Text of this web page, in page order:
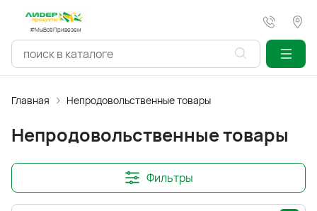
#МыВсёПривезем
Главная Непродовольственные товары
Непродовольственные товары
Фильтры